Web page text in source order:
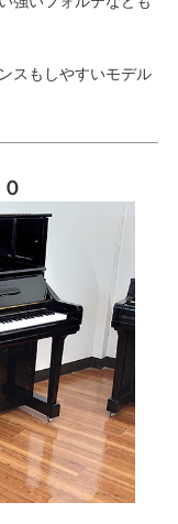
スもしやすいモデル
０